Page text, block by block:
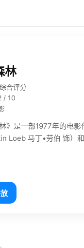
林
合评分
/ 10
林》是一部1977年的电
Loeb 马丁•劳伯 饰）